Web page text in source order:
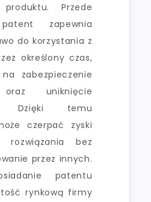
Przede
zapewnia
do korzystania z
określony czas,
zabezpieczenie
uniknięcie
Dzięki temu
czerpać zyski
rozwiązania bez
przez innych.
patentu
rynkową firmy